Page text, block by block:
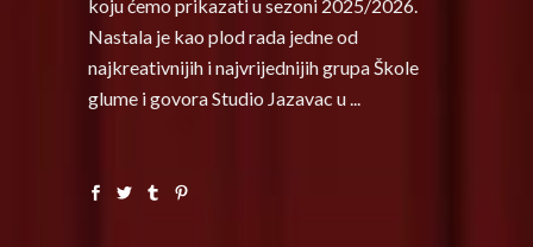
koju ćemo prikazati u sezoni 2025/2026.
Nastala je kao plod rada jedne od
najkreativnijih i najvrijednijih grupa Škole
glume i govora Studio Jazavac u